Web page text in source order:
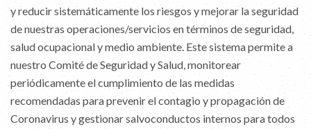
y reducir sistemáticamente los riesgos y mejorar la seguridad
de nuestras operaciones/servicios en términos de seguridad,
salud ocupacional y medio ambiente. Este sistema permite a
nuestro Comité de Seguridad y Salud, monitorear
periódicamente el cumplimiento de las medidas
recomendadas para prevenir el contagio y propagación de
Coronavirus y gestionar salvoconductos internos para todos